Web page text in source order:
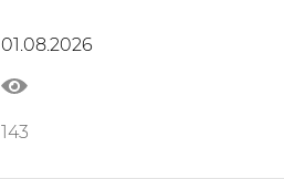
shaxslarning yig‘ilishi Ostona
shahrida bo‘lib o‘tdi
01.08.2026
143